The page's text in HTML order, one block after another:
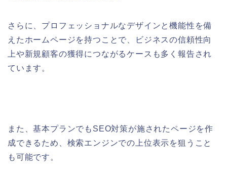
さらに、プロフェッショナルなデザインと機能性を備
えたホームページを持つことで、ビジネスの信頼性向
上や新規顧客の獲得につながるケースも多く報告され
ています。
また、基本プランでもSEO対策が施されたページを作
成できるため、検索エンジンでの上位表示を狙うこと
も可能です。